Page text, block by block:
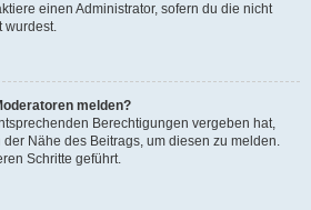
einen Administrator, sofern du die nicht
wurdest.
melden?
Berechtigungen vergeben hat,
Nähe des Beitrags, um diesen zu melden.
Schritte geführt.